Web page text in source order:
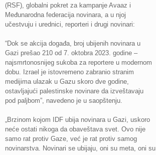
(RSF), globalni pokret za kampanje Avaaz i
Međunarodna federacija novinara, a u njoj
učestvuju i urednici, reporteri i drugi novinari:
“Dok se akcija događa, broj ubijenih novinara u
Gazi prešao 210 od 7. oktobra 2023. godine –
najsmrtonosnijeg sukoba za reportere u modernom
dobu. Izrael je istovremeno zabranio stranim
medijima ulazak u Gazu skoro dve godine,
ostavljajući palestinske novinare da izveštavaju
pod paljbom”, navedeno je u saopštenju.
„Brzinom kojom IDF ubija novinara u Gazi, uskoro
neće ostati nikoga da obaveštava svet. Ovo nije
samo rat protiv Gaze, već je rat protiv samog
novinarstva. Novinari se ubijaju, oni su meta, oni su